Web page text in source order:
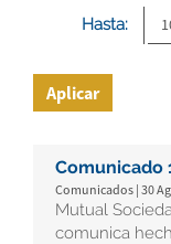
Hasta:
Aplicar
Comunicado
Comunicados | 30
Mutual
comunica